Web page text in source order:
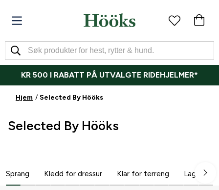
KR 500 I RABATT PÅ UTVALGTE RIDEHJELMER*
Hjem Selected By Hööks
Selected By Hööks
Sprang Kledd for dressur Klar for terreng Lager på